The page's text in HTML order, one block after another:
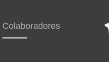
Colaboradores